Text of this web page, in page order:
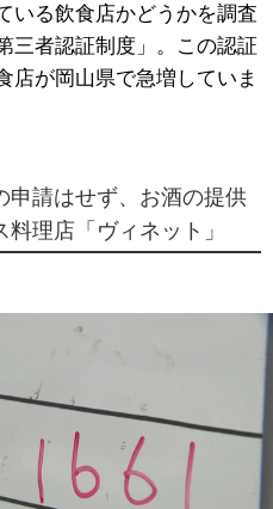
る飲食店かどうかを調査
三者認証制度」。この認証
店が岡山県で急増していま
申請はせず、お酒の提供
理店「ヴィネット」